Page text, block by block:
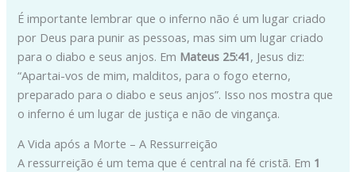
É importante lembrar que o inferno não é um lugar criado
por Deus para punir as pessoas, mas sim um lugar criado
para o diabo e seus anjos. Em Mateus 25:41, Jesus diz:
“Apartai-vos de mim, malditos, para o fogo eterno,
preparado para o diabo e seus anjos”. Isso nos mostra que
o inferno é um lugar de justiça e não de vingança.
A Vida após a Morte – A Ressurreição
A ressurreição é um tema que é central na fé cristã. Em 1